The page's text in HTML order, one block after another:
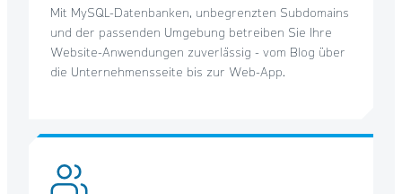
Mit MySQL-Datenbanken, unbegrenzten Subdomains
und der passenden Umgebung betreiben Sie Ihre
Website-Anwendungen zuverlässig - vom Blog über
die Unternehmensseite bis zur Web-App.